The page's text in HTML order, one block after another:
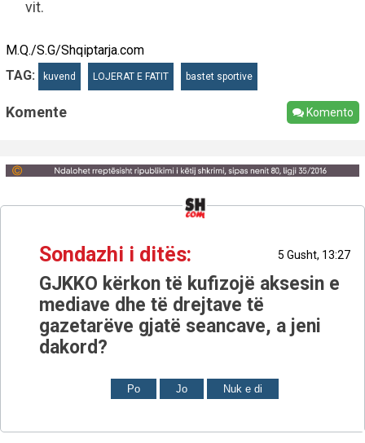
vit.
M.Q./S.G/Shqiptarja.com
TAG:
kuvend LOJERAT E FATIT bastet sportive
Komente Komento
Sondazhi i ditës: 5 Gusht, 13:27
GJKKO kërkon të kufizojë aksesin e
mediave dhe të drejtave të
gazetarëve gjatë seancave, a jeni
dakord?
Po Jo Nuk e di